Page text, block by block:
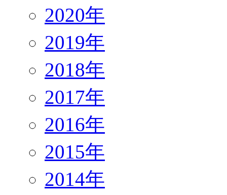
2020年
2019年
2018年
2017年
2016年
2015年
2014年